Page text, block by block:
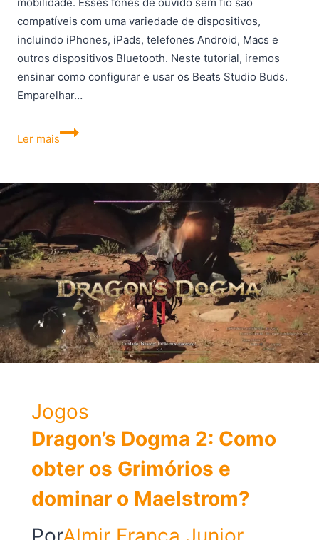
compatíveis com uma variedade de dispositivos,
incluindo iPhones, iPads, telefones Android, Macs e
outros dispositivos Bluetooth. Neste tutorial, iremos
ensinar como configurar e usar os Beats Studio Buds.
Emparelhar…
Ler mais
Como
fones
ouvido
Beats
Studio
Buds
Jogos
Dragon’s Dogma 2: Como
obter os Grimórios e
dominar o Maelstrom?